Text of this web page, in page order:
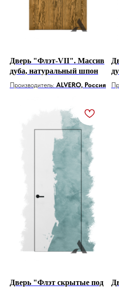
Дверь "Флэт-VII". Массив
дуба, натуральный шпон
Производитель: ALVERO, Россия
Дверь "Флэт скрытые под